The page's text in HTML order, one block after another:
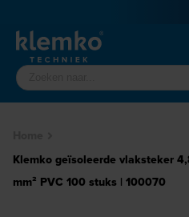
Klemko geïsoleerde vlaksteker
mm² PVC 100 stuks | 100070